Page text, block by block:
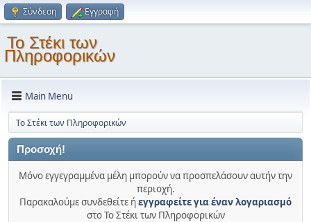
Σύνδεση Εγγραφή
Το Στέκι των
Πληροφορικών
Main Menu
Το Στέκι των Πληροφορικών
Προσοχή!
Μόνο εγγεγραμμένα μέλη μπορούν να προσπελάσουν αυτήν την
περιοχή.
Παρακαλούμε συνδεθείτε ήεγγραφείτε για έναν λογαριασμό
στο Το Στέκι των Πληροφορικών